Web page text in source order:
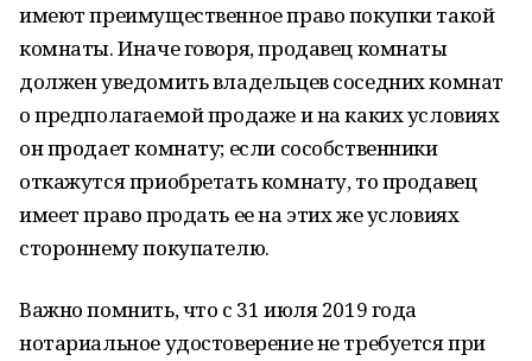
имеют преимущественное право покупки такой
комнаты. Иначе говоря, продавец комнаты
должен уведомить владельцев соседних комнат
о предполагаемой продаже и на каких условиях
он продает комнату; если сособственники
откажутся приобретать комнату, то продавец
имеет право продать ее на этих же условиях
стороннему покупателю.
Важно помнить, что с 31 июля 2019 года
нотариальное удостоверение не требуется при